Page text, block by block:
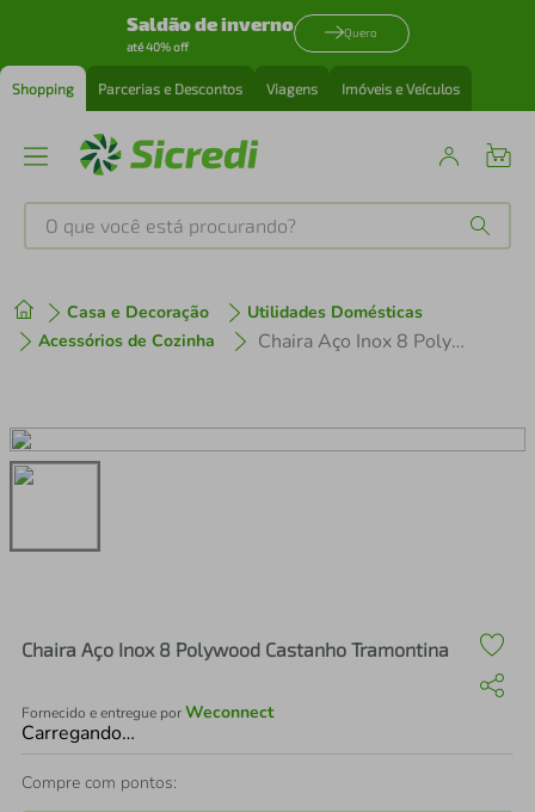
Saldão de inverno
até 40% off
Quero
Shopping Parcerias e Descontos Viagens Imóveis e Veículos
O que você está procurando?
Casa e Decoração
Utilidades Domésticas
Acessórios de Cozinha
Chaira Aço Inox 8 Polywood Castanho Tramontina
Chaira Aço Inox 8 Polywood Castanho Tramontina
Fornecido e entregue porWeconnect
Carregando…
Compre com pontos:
1º tenis
3º